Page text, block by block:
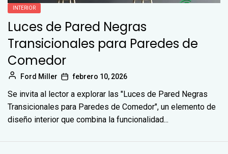
INTERIOR
Luces de Pared Negras
Transicionales para Paredes de
Comedor
Ford Miller febrero 10, 2026
Se invita al lector a explorar las "Luces de Pared Negras
Transicionales para Paredes de Comedor", un elemento de
diseño interior que combina la funcionalidad...